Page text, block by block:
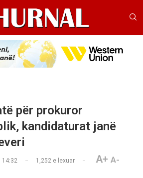
për prokuror
kandidaturat janë
14:32 1,252 e lexuar A+ A-